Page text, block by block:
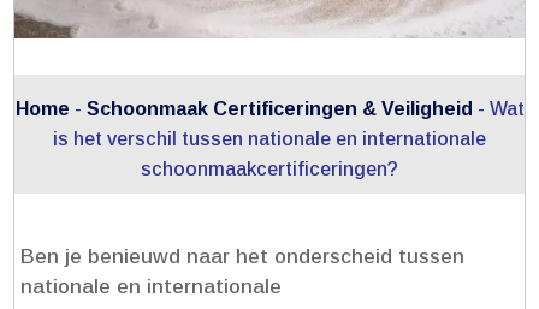
Home - Schoonmaak Certificeringen & Veiligheid - Wat
is het verschil tussen nationale en internationale
schoonmaakcertificeringen?
Ben je benieuwd naar het onderscheid tussen
nationale en internationale